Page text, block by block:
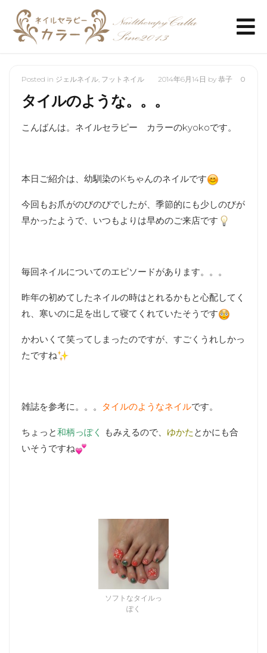
0
Posted in ジェルネイル フットネイル 2014年6月14日 by 恭子
タイルのような。。。
こんばんは。ネイルセラピー カラーのkyokoです。
本日ご紹介は、幼馴染のKちゃんのネイルです
今回もお爪がのびのびでしたが、季節的にも少しのびが
早かったようで、いつもよりは早めのご来店です
毎回ネイルについてのエピソードがあります。。。
昨年の初めてしたネイルの時はとれるかもと心配してく
れ、寒いのに足を出して寝てくれていたそうです
かわいくて笑ってしまったのですが、すごくうれしかっ
たですね
雑誌を参考に。。。 タイルのようなネイルです。
ちょっと和柄っぽく もみえるので、 ゆかた とかにも合
いそうですね
ソフトなタイルっ
ぽく